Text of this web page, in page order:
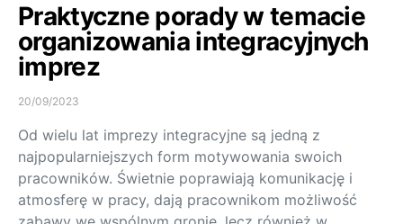
Praktyczne porady w temacie
organizowania integracyjnych
imprez
20/09/2023
Od wielu lat imprezy integracyjne są jedną z
najpopularniejszych form motywowania swoich
pracowników. Świetnie poprawiają komunikację i
atmosferę w pracy, dają pracownikom możliwość